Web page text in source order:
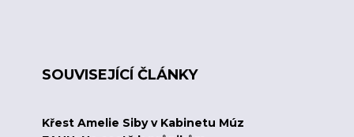
SOUVISEJÍCÍ ČLÁNKY
Křest Amelie Siby v Kabinetu Múz